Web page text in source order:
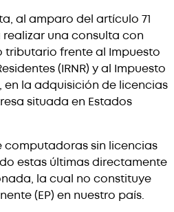
al amparo del artículo 71
una consulta con
frente al Impuesto
(IRNR) y al Impuesto
en la adquisición de licencias
situada en Estados
computadoras sin licencias
estas últimas directamente
la cual no constituye
(EP) en nuestro país.